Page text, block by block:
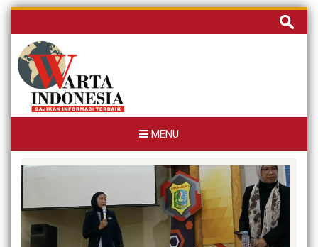
Skip
content
Cari
untuk:
MENU